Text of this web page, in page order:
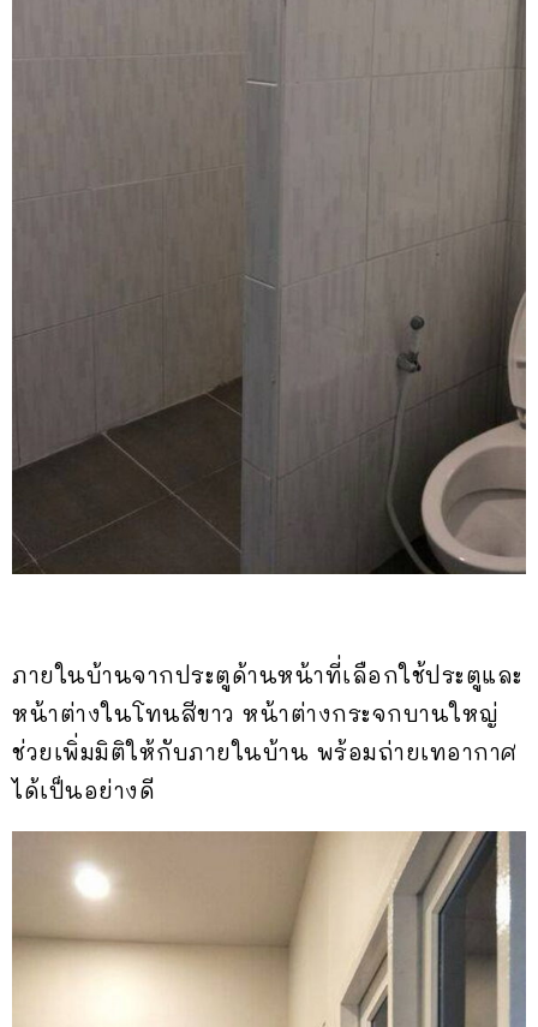
ภายในบ้านจากประตูด้านหน้าที่เลือกใช้ประตูและ
หน้าต่างในโทนสีขาว หน้าต่างกระจกบานใหญ่
ช่วยเพิ่มมิติให้กับภายในบ้าน พร้อมถ่ายเทอากาศ
ได้เป็นอย่างดี